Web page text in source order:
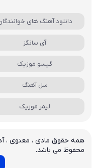
دانلود آهنگ های
آی سانگز
گیسو موزیک
سل آهنگ
لیمر موزیک
همه حقوق مادی ، معنوی ،
محفوظ می باشد.